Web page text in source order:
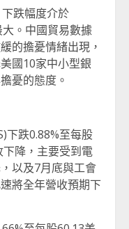
跌幅度介於
。中國貿易數據
的擔憂情緒出現，
國10家中小型銀
憂的態度。
下跌0.88%至每股
降，主要受到電
以及7月底與工會
將全年營收預期下